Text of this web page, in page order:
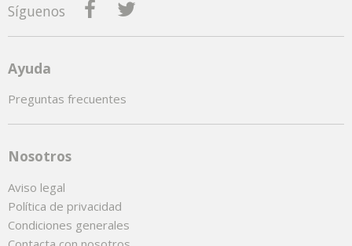
Síguenos
Ayuda
Preguntas frecuentes
Nosotros
Aviso legal
Política de privacidad
Condiciones generales